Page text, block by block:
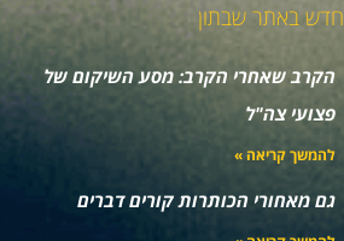
חדש באתר שבתון
הקרב שאחרי הקרב: מסע השיקום של
פצועי צה"ל
להמשך קריאה »
גם מאחורי הכותרות קורים דברים